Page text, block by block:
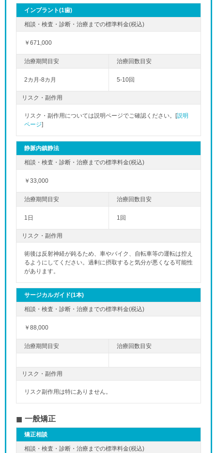
インプラント(1歯)
￥671,000
2カ月-8カ月 5-10回
リスク・副作用
リスク・副作用については説明ページでご確認ください。[説明
ページ]
静脈内鎮静法
￥33,000
1日 1回
リスク・副作用
術後は反射神経が鈍るため、車やバイク、自転車等の運転は控え
るようにしてください。過剰に摂取すると気分が悪くなる可能性
があります。
サージカルガイド(1本)
￥88,000
リスク・副作用
リスク副作用は特にありません。
一般矯正
矯正相談